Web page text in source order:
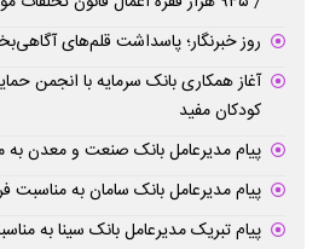
روز خبرنگار؛ پاسداشت قلم‌های
آغاز همکاری بانک سرمایه با انجمن
کودکان مفید
پیام مدیرعامل بانک صنعت و معدن به
پیام مدیرعامل بانک سامان به مناسبت
پیام تبریک مدیرعامل بانک سینا به